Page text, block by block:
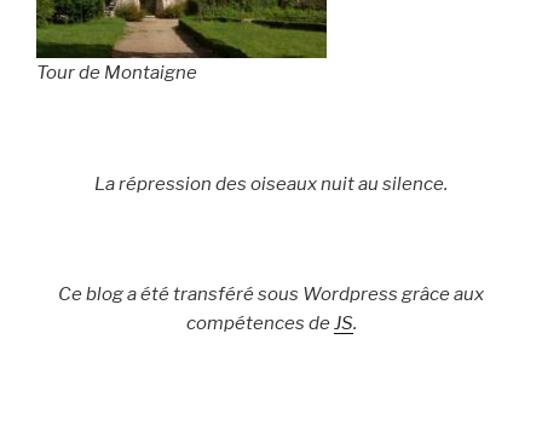
Tour de Montaigne
La répression des oiseaux nuit au silence.
Ce blog a été transféré sous Wordpress grâce aux
compétences de JS.